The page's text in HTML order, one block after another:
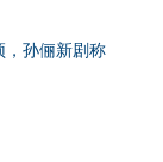
，孙俪新剧称